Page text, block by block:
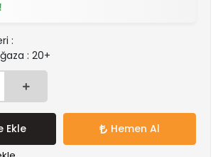
:
: 20+
Ekle Hemen Al